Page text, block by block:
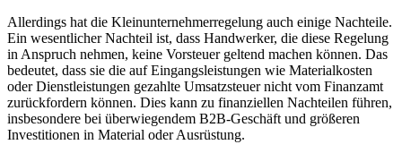
Allerdings hat die Kleinunternehmerregelung auch einige Nachteile.
Ein wesentlicher Nachteil ist, dass Handwerker, die diese Regelung
in Anspruch nehmen, keine Vorsteuer geltend machen können. Das
bedeutet, dass sie die auf Eingangsleistungen wie Materialkosten
oder Dienstleistungen gezahlte Umsatzsteuer nicht vom Finanzamt
zurückfordern können. Dies kann zu finanziellen Nachteilen führen,
insbesondere bei überwiegendem B2B-Geschäft und größeren
Investitionen in Material oder Ausrüstung.